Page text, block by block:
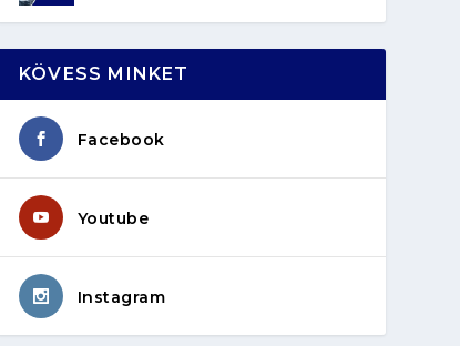
KÖVESS MINKET
Facebook
Youtube
Instagram